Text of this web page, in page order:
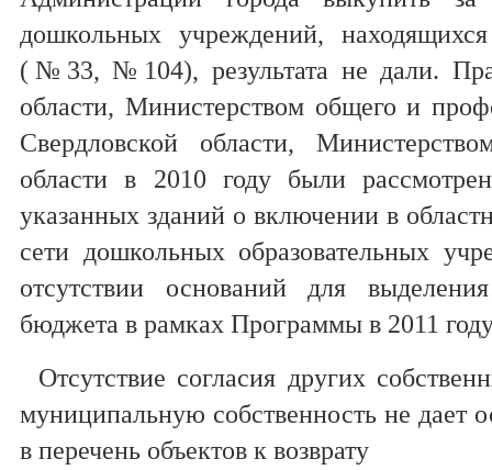
дошкольных учреждений,
(№33, №104), результата не дали.
области, Министерством общего и
Свердловской области,
области в 2010 году были
указанных зданий о включении в
сети дошкольных образовательных
отсутствии оснований для
бюджета в рамках Программы в 2011
Отсутствие согласия других
муниципальную собственность не дает
в перечень объектов к возврату